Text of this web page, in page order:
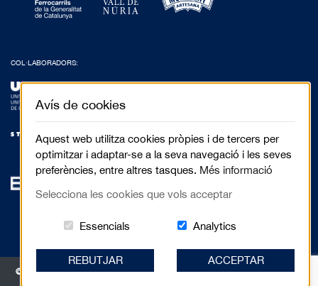
COL·LABORADORS:
© 2017 Festival de Cinema de Muntanya de Torelló - Anselm Clavé, 5 3r 2a |
Avís de cookies
Aquest web utilitza cookies pròpies i de tercers per
optimitzar i adaptar-se a la seva navegació i les seves
preferències, entre altres tasques. Més informació
Selecciona les cookies que vols acceptar
Essencials Aquestes cookies són essencials per
AnalyticsCookies related
REBUTJAR ACCEPTAR